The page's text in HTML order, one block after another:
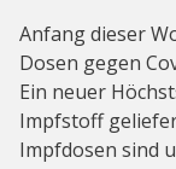
Anfang dieser
Dosen gegen
Ein neuer
Impfstoff
Impfdosen sind